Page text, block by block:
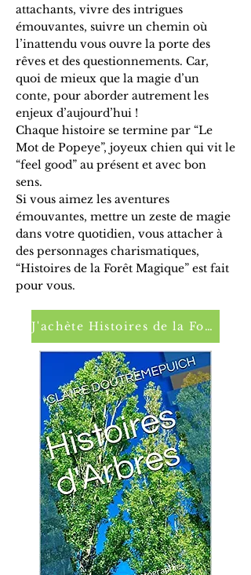
attachants, vivre des intrigues
émouvantes, suivre un chemin où
l’inattendu vous ouvre la porte des
rêves et des questionnements. Car,
quoi de mieux que la magie d’un
conte, pour aborder autrement les
enjeux d’aujourd’hui !
Chaque histoire se termine par “Le
Mot de Popeye”, joyeux chien qui vit le
“feel good” au présent et avec bon
sens.
Si vous aimez les aventures
émouvantes, mettre un zeste de magie
dans votre quotidien, vous attacher à
des personnages charismatiques,
“Histoires de la Forêt Magique” est fait
pour vous.
J'achète Histoires de la Forêt Magique